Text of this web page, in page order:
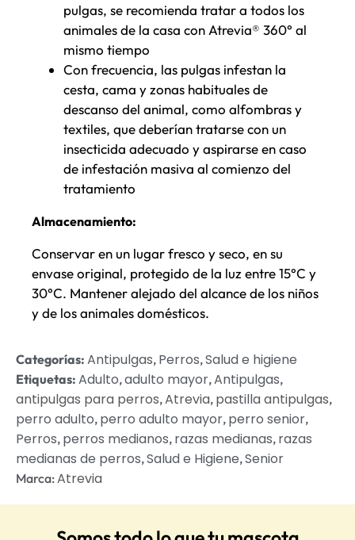
pulgas, se recomienda tratar a todos los
animales de la casa con Atrevia® 360° al
mismo tiempo
Con frecuencia, las pulgas infestan la
cesta, cama y zonas habituales de
descanso del animal, como alfombras y
textiles, que deberían tratarse con un
insecticida adecuado y aspirarse en caso
de infestación masiva al comienzo del
tratamiento
Almacenamiento:
Conservar en un lugar fresco y seco, en su
envase original, protegido de la luz entre 15°C y
30°C. Mantener alejado del alcance de los niños
y de los animales domésticos.
Categorías: Antipulgas, Perros,Salud e higiene
Etiquetas: Adulto,adulto mayor,Antipulgas,
antipulgas para perros,Atrevia, pastilla antipulgas,
perro adulto, perro adulto mayor, perro senior,
Perros, perros medianos, razas medianas, razas
medianas de perros,Salud e Higiene,Senior
Marca:Atrevia